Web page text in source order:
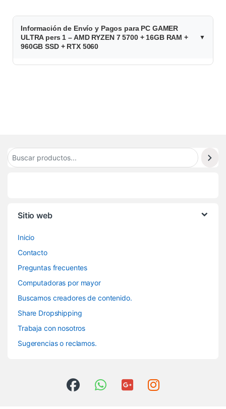
Información de Envío y Pagos para PC GAMER
ULTRA pers 1 – AMD RYZEN 7 5700 + 16GB RAM +
960GB SSD + RTX 5060
Sitio web
Inicio
Contacto
Preguntas frecuentes
Computadoras por mayor
Buscamos creadores de contenido.
Share Dropshipping
Trabaja con nosotros
Sugerencias o reclamos.